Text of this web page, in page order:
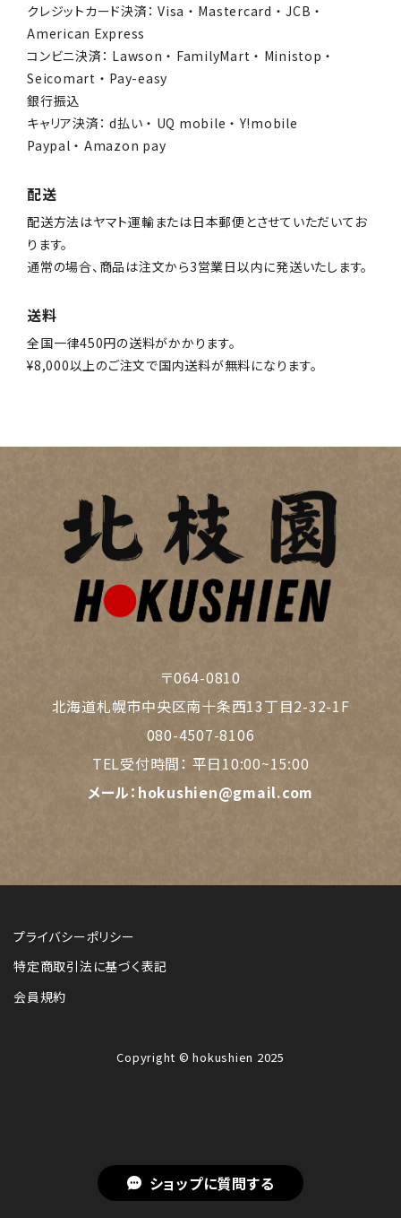
クレジットカード決済： Visa ・ Mastercard ・ JCB ・
American Express
コンビニ決済： Lawson ・ FamilyMart ・ Ministop ・
Seicomart ・ Pay-easy
銀行振込
キャリア決済： d払い ・ UQ mobile ・ Y!mobile
Paypal ・ Amazon pay
配送
配送方法はヤマト運輸または日本郵便とさせていただいてお
ります。
通常の場合、商品は注文から3営業日以内に発送いたします。
送料
全国一律450円の送料がかかります。
¥8,000以上のご注文で国内送料が無料になります。
〒064-0810
北海道札幌市中央区南十条西13丁目2-32-1F
080-4507-8106
TEL受付時間： 平日10:00~15:00
メール： hokushien@gmail.com
プライバシーポリシー
特定商取引法に基づく表記
会員規約
Copyright © hokushien 2025
ショップに質問する